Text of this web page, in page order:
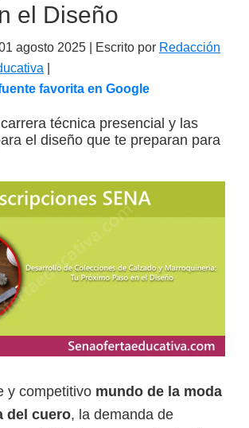
el Diseño
agosto 2025 | Escrito por Redacción
favorita en Google
técnica presencial y las
el diseño que te preparan para
y competitivo mundo de la moda
del cuero, la demanda de